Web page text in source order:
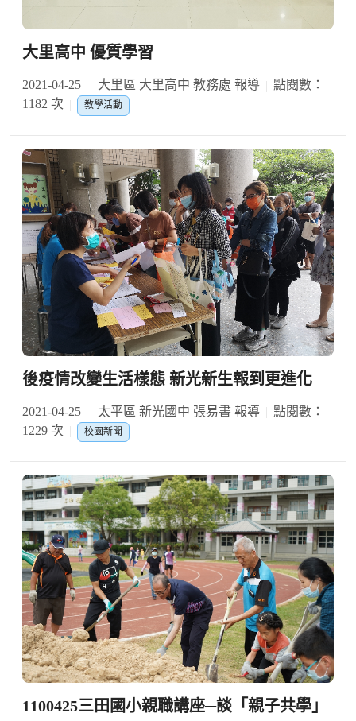
大里高中 優質學習
2021-04-25 大里區 大里高中 教務處 報導
點閱數：
1182 次
教學活動
後疫情改變生活樣態 新光新生報到更進化
2021-04-25 太平區 新光國中 張易書 報導
點閱數：
1229 次
校園新聞
1100425三田國小親職講座─談「親子共學」